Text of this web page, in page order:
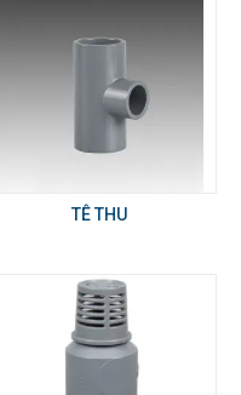
TÊ THU